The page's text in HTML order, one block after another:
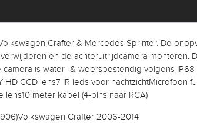
Crafter & Mercedes Sprinter. De
en de achteruitrijdcamera monteren.
is water- & weersbestendig volgens
CCD lens7 IR leds voor
meter kabel (4-pins naar RCA)
Crafter 2006-2014